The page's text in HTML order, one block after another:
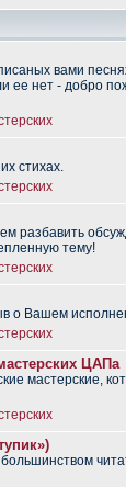
вами
ее нет - добро
стихах.
разбавить
тему!
о Вашем
ЦАПа
мастерские,